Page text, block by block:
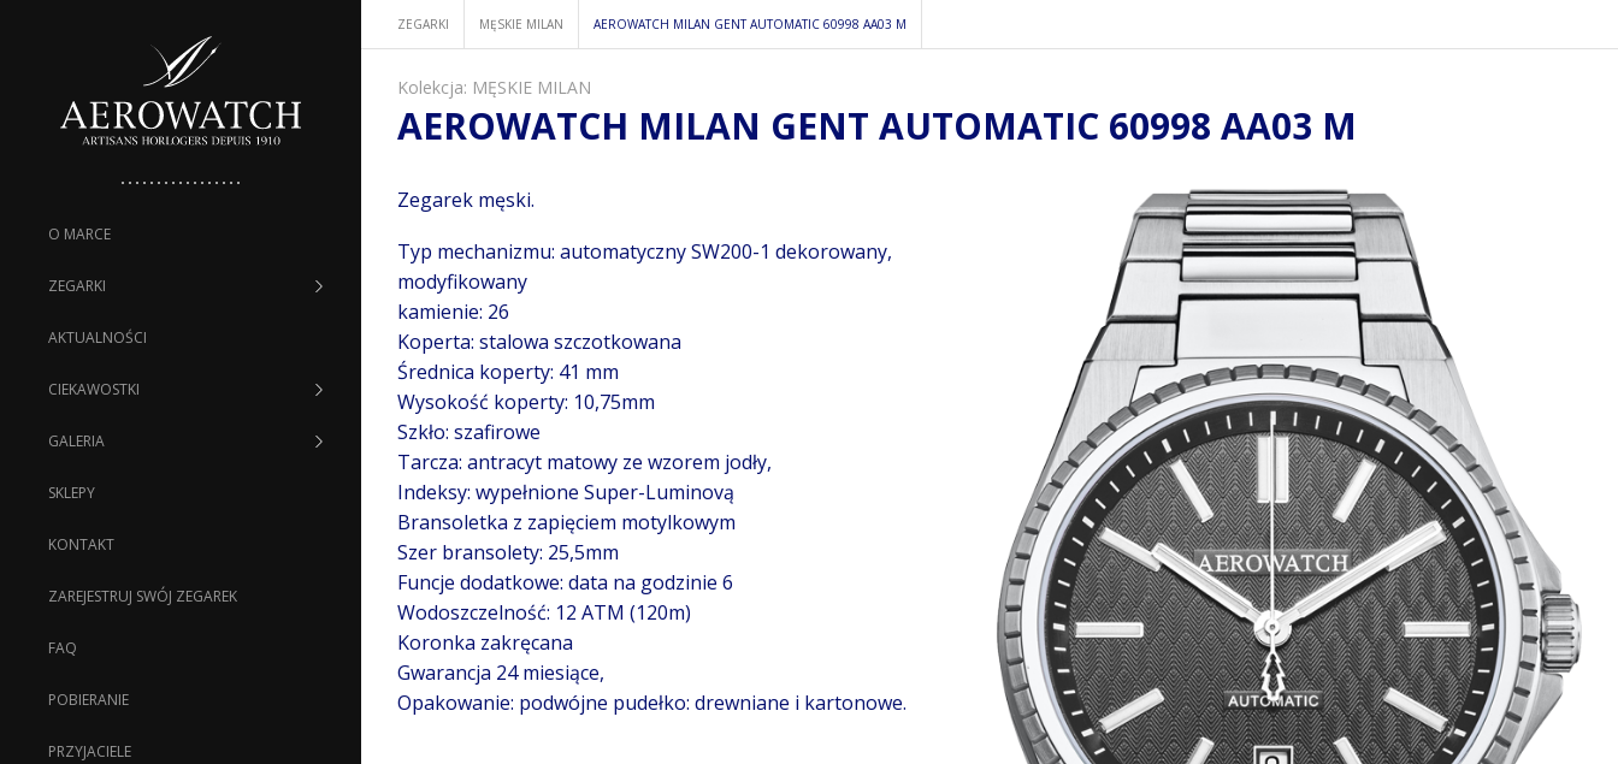
O MARCE
ZEGARKI
AKTUALNOŚCI
CIEKAWOSTKI
GALERIA
SKLEPY
KONTAKT
ZAREJESTRUJ SWÓJ ZEGAREK
FAQ
POBIERANIE
PRZYJACIELE
ZEGARKI MĘSKIE MILAN AEROWATCH MILAN GENT AUTOMATIC 60998 AA03 M
Kolekcja: MĘSKIE MILAN
AEROWATCH MILAN GENT AUTOMATIC 60998 AA03 M
Zegarek męski.
Typ mechanizmu: automatyczny SW200-1 dekorowany,
modyfikowany
kamienie: 26
Koperta: stalowa szczotkowana
Średnica koperty: 41 mm
Wysokość koperty: 10,75mm
Szkło: szafirowe
Tarcza: antracyt matowy ze wzorem jodły,
Indeksy: wypełnione Super-Luminovą
Bransoletka z zapięciem motylkowym
Szer bransolety: 25,5mm
Funcje dodatkowe: data na godzinie 6
Wodoszczelność: 12 ATM (120m)
Koronka zakręcana
Gwarancja 24 miesiące,
Opakowanie: podwójne pudełko: drewniane i kartonowe.